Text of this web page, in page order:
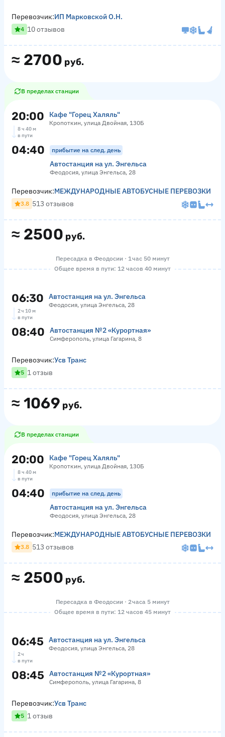
≈ 2700 руб.
Перевозчик:ИП Марковской О.Н.
4 10 отзывов
В пределах станции
20:00 Кафе "Горец Халяль"
Кропоткин, улица Двойная, 130Б
8 ч 40 м
в пути
04:40 прибытие на след. день
Автостанция на ул. Энгельса
Феодосия, улица Энгельса, 28
≈ 2500 руб.
Перевозчик:МЕЖДУНАРОДНЫЕ АВТОБУСНЫЕ ПЕРЕВОЗКИ
3.8 513 отзывов
Пересадка в Феодосии · 1 час 50 минут
Общее время в пути: 12 часов 40 минут
06:30 Автостанция на ул. Энгельса
Феодосия, улица Энгельса, 28
2 ч 10 м
в пути
08:40 Автостанция №2 «Курортная»
Симферополь, улица Гагарина, 8
≈ 1069 руб.
Перевозчик:Усв Транс
5 1 отзыв
В пределах станции
20:00 Кафе "Горец Халяль"
Кропоткин, улица Двойная, 130Б
8 ч 40 м
в пути
04:40 прибытие на след. день
Автостанция на ул. Энгельса
Феодосия, улица Энгельса, 28
≈ 2500 руб.
Перевозчик:МЕЖДУНАРОДНЫЕ АВТОБУСНЫЕ ПЕРЕВОЗКИ
3.8 513 отзывов
Пересадка в Феодосии · 2 часа 5 минут
Общее время в пути: 12 часов 45 минут
06:45 Автостанция на ул. Энгельса
Феодосия, улица Энгельса, 28
2 ч
в пути
08:45 Автостанция №2 «Курортная»
Симферополь, улица Гагарина, 8
Перевозчик:Усв Транс
5 1 отзыв